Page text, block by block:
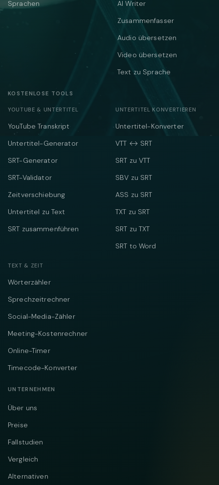
Sprachen
AI Writer
Zusammenfasser
Audio übersetzen
Video übersetzen
Text zu Sprache
KOSTENLOSE TOOLS
YOUTUBE & UNTERTITEL
YouTube Transkript
Untertitel-Generator
SRT-Generator
SRT-Validator
Zeitverschiebung
Untertitel zu Text
SRT zusammenführen
UNTERTITEL KONVERTIEREN
Untertitel-Konverter
VTT ↔ SRT
SRT zu VTT
SBV zu SRT
ASS zu SRT
TXT zu SRT
SRT zu TXT
SRT to Word
TEXT & ZEIT
Wörterzähler
Sprechzeitrechner
Social-Media-Zähler
Meeting-Kostenrechner
Online-Timer
Timecode-Konverter
UNTERNEHMEN
Über uns
Preise
Fallstudien
Vergleich
Alternativen